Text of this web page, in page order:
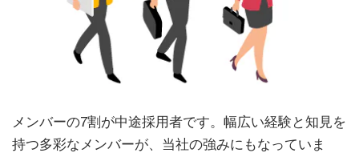
メンバーの7割が中途採用者です。幅広い経験と知見を
持つ多彩なメンバーが、当社の強みにもなっていま